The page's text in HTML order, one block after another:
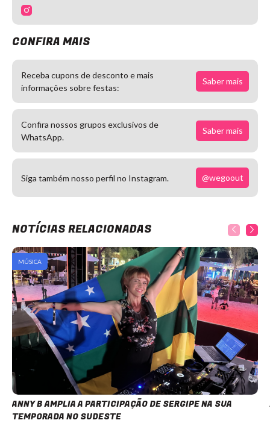
CONFIRA MAIS
Receba cupons de desconto e mais
informações sobre festas:
Saber mais
Confira nossos grupos exclusivos de
WhatsApp.
Saber mais
Siga também nosso perfil no Instagram. @wegoout
NOTÍCIAS RELACIONADAS
MÚSICA
ANNY B AMPLIA A PARTICIPAÇÃO DE SERGIPE NA SUA
TEMPORADA NO SUDESTE